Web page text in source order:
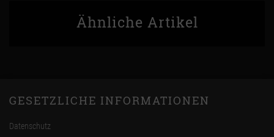
Ähnliche Artikel
GESETZLICHE INFORMATIONEN
Datenschutz